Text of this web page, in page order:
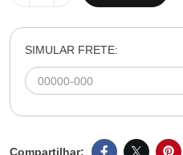
SIMULAR FRETE: